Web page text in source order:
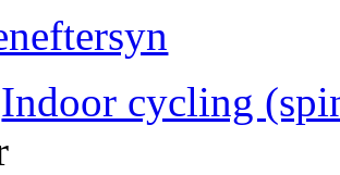
Indoor cycling